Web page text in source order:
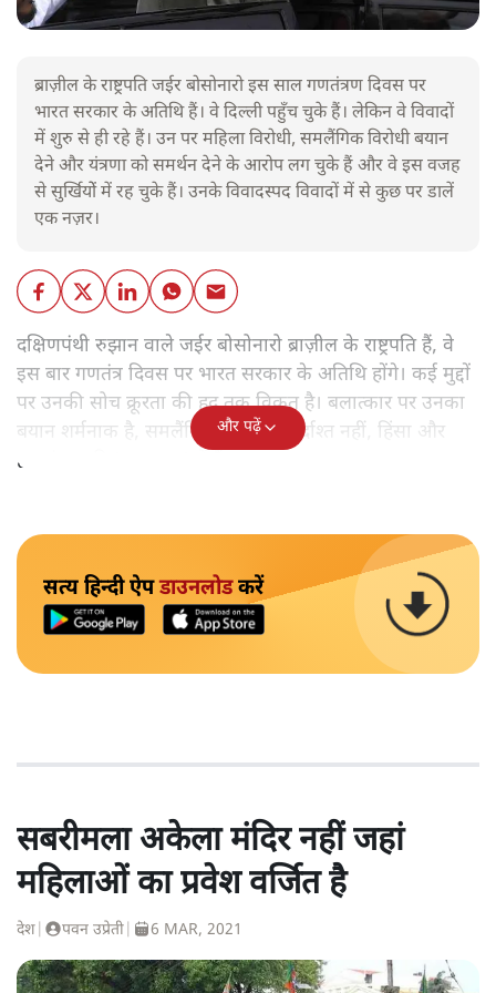
ब्राज़ील के राष्ट्रपति जईर बोसोनारो इस साल गणतंत्रण दिवस पर
भारत सरकार के अतिथि हैं। वे दिल्ली पहुँच चुके हैं। लेकिन वे विवादों
में शुरु से ही रहे हैं। उन पर महिला विरोधी, समलैंगिक विरोधी बयान
देने और यंत्रणा को समर्थन देने के आरोप लग चुके हैं और वे इस वजह
से सुर्खियोें में रह चुके हैं। उनके विवादस्पद विवादों में से कुछ पर डालें
एक नज़र।
दक्षिणपंथी रुझान वाले जईर बोसोनारो ब्राज़ील के राष्ट्रपति हैं, वे
इस बार गणतंत्र दिवस पर भारत सरकार के अतिथि होंगे। कई मुद्दों
पर उनकी सोच क्रूरता की हद तक विकृत है। बलात्कार पर उनका
बयान शर्मनाक है, समलैंगिक लोग उन्हें बर्दाश्त नहीं, हिंसा और
हत्याएं उनकी 'रूल-बुक' में हैं।
और पढ़ें
सत्य हिन्दी ऐपडाउनलोडकरें
सबरीमला अकेला मंदिर नहीं जहां
महिलाओं का प्रवेश वर्जित है
देश पवन उप्रेती 6 MAR, 2021